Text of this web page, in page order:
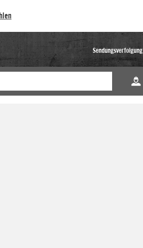
Sendungsverfolgung